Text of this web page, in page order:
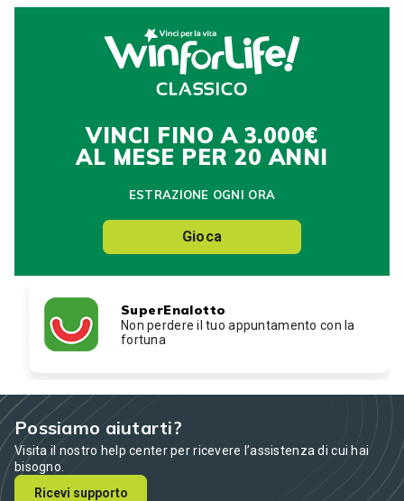
VINCI FINO A 3.000€
AL MESE PER 20 ANNI
ESTRAZIONE OGNI ORA
Gioca
SuperEnalotto
Non perdere il tuo appuntamento con la
fortuna
Possiamo aiutarti?
Visita il nostro help center per ricevere l’assistenza di cui hai
bisogno.
Ricevi supporto